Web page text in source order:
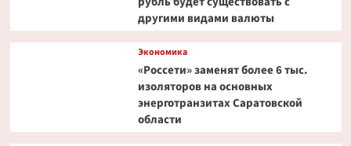
другими видами валюты
Экономика
«Россети» заменят более 6 тыс.
изоляторов на основных
энерготранзитах Саратовской
области